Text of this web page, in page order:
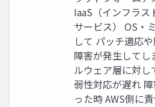
IaaS（インフラス
サービス） OS・
して パッチ適応
障害が発生してし
ルウェア層に対し
弱性対応が遅れ
った時 AWS側に